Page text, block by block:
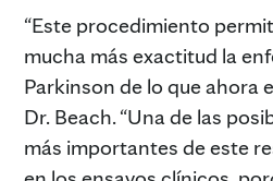
“Este procedimiento
mucha más exactitud la
Parkinson de lo que ahora
Dr. Beach. “Una de las
más importantes de este